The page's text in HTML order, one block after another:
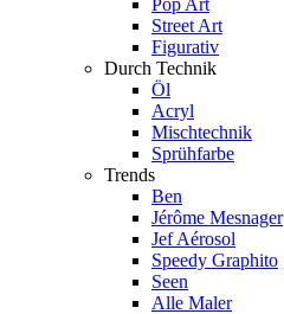
Street Art
Figurativ
Durch Technik
Öl
Acryl
Mischtechnik
Sprühfarbe
Trends
Ben
Jérôme Mesnager
Jef Aérosol
Speedy Graphito
Seen
Alle Maler